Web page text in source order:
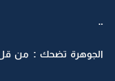
..
الجوهرة تضحك : من قل